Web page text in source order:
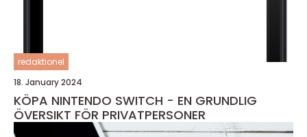
redaktionel
18. January 2024
KÖPA NINTENDO SWITCH - EN GRUNDLIG
ÖVERSIKT FÖR PRIVATPERSONER